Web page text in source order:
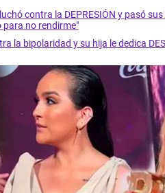
contra la DEPRESIÓN y pasó
no rendirme"
la bipolaridad y su hija le dedica